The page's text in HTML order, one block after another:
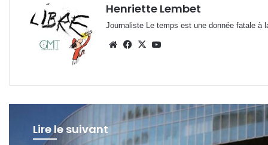
Henriette Lembet
Journaliste Le temps est une donnée fatale à
WebsiteFacebook
X
Lire le suivant